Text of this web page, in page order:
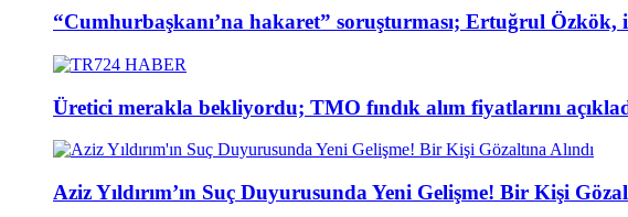
“Cumhurbaşkanı’na hakaret” soruşturması; Ertuğrul Özkök,
Üretici merakla bekliyordu; TMO fındık alım fiyatlarını
Aziz Yıldırım’ın Suç Duyurusunda Yeni Gelişme! Bir Kişi